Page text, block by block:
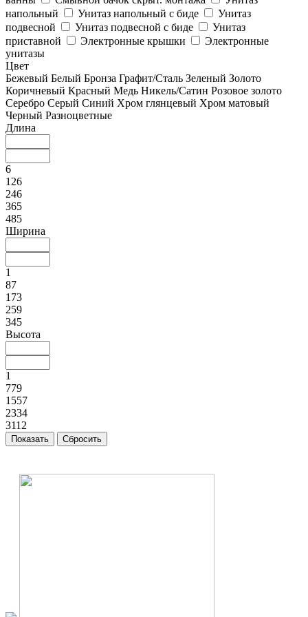
напольный
Унитаз напольный с биде
Унитаз
подвесной
Унитаз подвесной с биде
Унитаз
приставной
Электронные крышки
Электронные
унитазы
Цвет
Бежевый Белый Бронза Графит/Сталь Зеленый Золото
Коричневый Красный Медь Никель/Сатин Розовое золото
Серебро Серый Синий Хром глянцевый Хром матовый
Черный Разноцветные
Длина
6
126
246
365
485
Ширина
1
87
173
259
345
Высота
1
779
1557
2334
3112